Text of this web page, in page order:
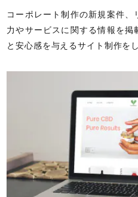
コーポレート制作の新規案件
力やサービスに関する情報を
と安心感を与えるサイト制作を